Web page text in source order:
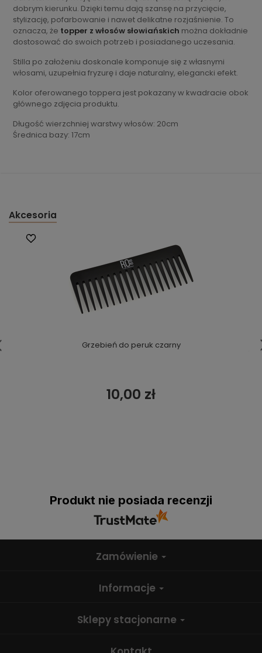
dobrym kierunku. Dzięki temu dają szansę na przycięcie,
stylizację, pofarbowanie i nawet delikatne rozjaśnienie. To
oznacza, że topper z włosów słowiańskich można dokładnie
dostosować do swoich potrzeb i posiadanego uczesania.
Stilla po założeniu doskonale komponuje się z własnymi
włosami, uzupełnia fryzurę i daje naturalny, elegancki efekt.
Kolor oferowanego toppera jest pokazany w kwadracie obok
głównego zdjęcia produktu.
Długość wierzchniej warstwy włosów: 20cm
Średnica bazy: 17cm
Akcesoria
Grzebień do peruk czarny
10,00 zł
Produkt nie posiada recenzji
Zamówienie
Informacje
Sklepy stacjonarne